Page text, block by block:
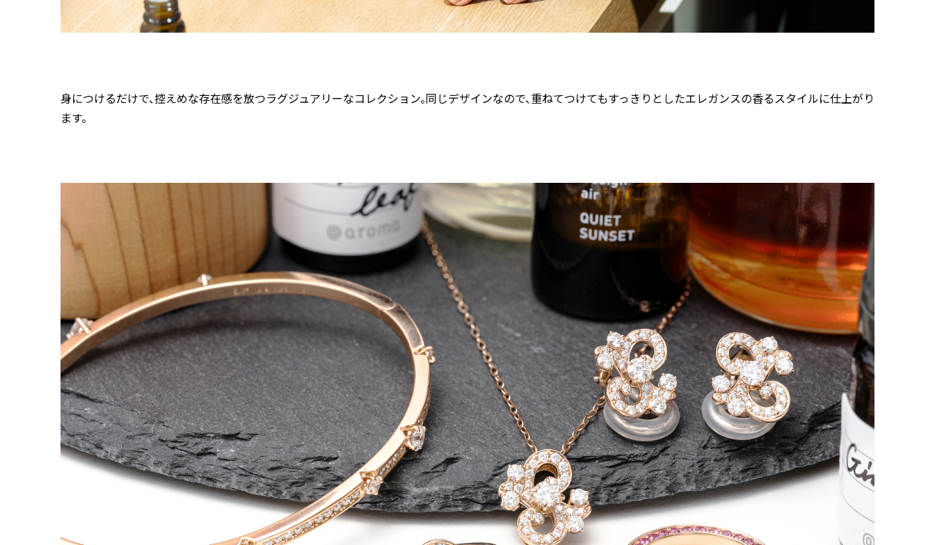
身につけるだけで、控えめな存在感を放つラグジュアリーなコレクション。同じデザインなので、重ねてつけてもすっきりとしたエレガンスの香るスタイルに仕上がり
ます。